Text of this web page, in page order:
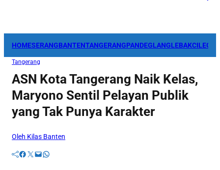
HOMESERANGBANTENTANGERANGPANDEGLANGLEBAK
Tangerang
ASN Kota Tangerang Naik Kelas,
Maryono Sentil Pelayan Publik
yang Tak Punya Karakter
Oleh Kilas Banten
Facebook Twitter Mail WhatsApp